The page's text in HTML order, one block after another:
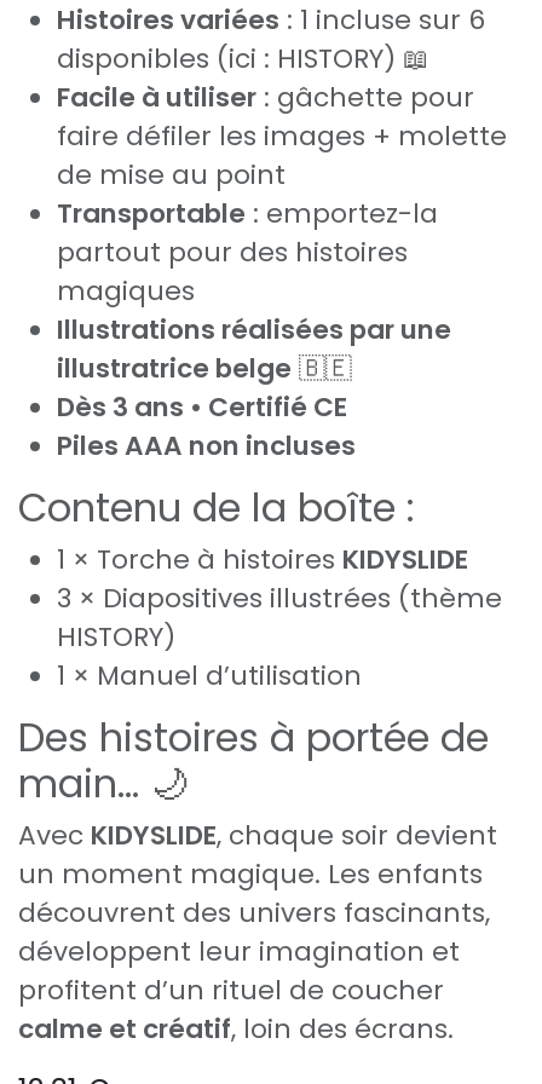
Histoires variées : 1 incluse sur 6
disponibles (ici : HISTORY) 📖
Facile à utiliser : gâchette pour
faire défiler les images + molette
de mise au point
Transportable : emportez-la
partout pour des histoires
magiques
Illustrations réalisées par une
illustratrice belge 🇧🇪
Dès 3 ans • Certifié CE
Piles AAA non incluses
Contenu de la boîte :
1 × Torche à histoires KIDYSLIDE
3 × Diapositives illustrées (thème
HISTORY)
1 × Manuel d’utilisation
Des histoires à portée de
main… 🌙
Avec KIDYSLIDE, chaque soir devient
un moment magique. Les enfants
découvrent des univers fascinants,
développent leur imagination et
profitent d’un rituel de coucher
calme et créatif, loin des écrans.